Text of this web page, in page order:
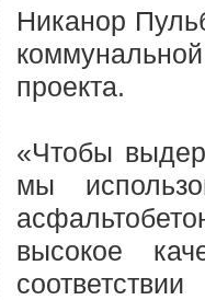
Никанор
проекта.
«Чтобы
мы
высокое